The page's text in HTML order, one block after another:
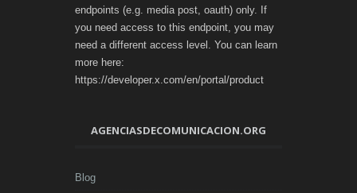
endpoints (e.g. media post, oauth) only. If
you need access to this endpoint, you may
need a different access level. You can learn
more here:
https://developer.x.com/en/portal/product
AGENCIASDECOMUNICACION.ORG
Blog